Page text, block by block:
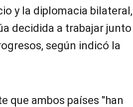
y la diplomacia bilateral,
decidida a trabajar junto
según indicó la
que ambos países "han